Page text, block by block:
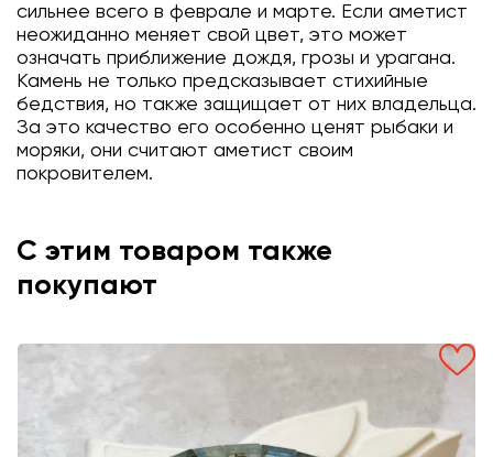
сильнее всего в феврале и марте. Если аметист
неожиданно меняет свой цвет, это может
означать приближение дождя, грозы и урагана.
Камень не только предсказывает стихийные
бедствия, но также защищает от них владельца.
За это качество его особенно ценят рыбаки и
моряки, они считают аметист своим
покровителем.
С этим товаром также
покупают